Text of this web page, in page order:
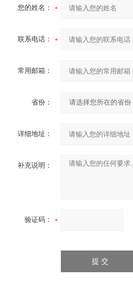
您的姓名：
联系电话：
常用邮箱：
省份：
详细地址：
补充说明：
验证码：